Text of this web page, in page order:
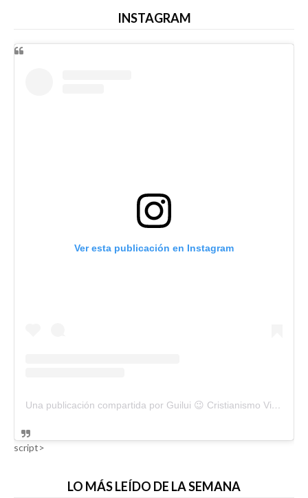
INSTAGRAM
Ver esta publicación en Instagram
Una publicación compartida por Guilui 😉 Cristianismo Viral (@guiluiviral)
script>
LO MÁS LEÍDO DE LA SEMANA